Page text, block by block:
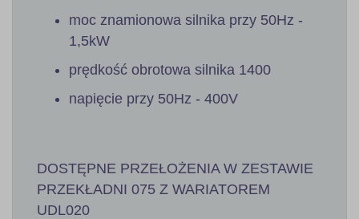
moc znamionowa silnika przy 50Hz -
1,5kW
prędkość obrotowa silnika 1400
napięcie przy 50Hz - 400V
DOSTĘPNE PRZEŁOŻENIA W ZESTAWIE
PRZEKŁADNI 075 Z WARIATOREM
UDL020